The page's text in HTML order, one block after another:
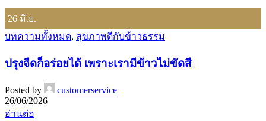
26 มิ.ย.
บทความทั้งหมด, สุขภาพดีกับข้าวธรรม
ปรุงจืดก็อร่อยได้ เพราะเรามีข้าวไม่ขัดสี
Posted by
customerservice
26/06/2026
อ่านต่อ